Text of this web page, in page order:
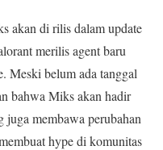
akan di rilis dalam update
merilis agent baru
Meski belum ada tanggal
bahwa Miks akan hadir
juga membawa perubahan
hype di komunitas